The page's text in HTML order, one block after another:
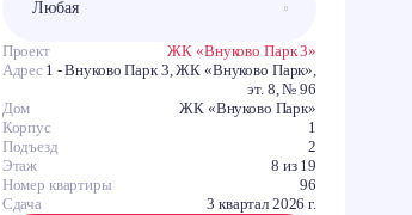
Проект
ЖК «Внуково Парк 3»
Адрес 1 - Внуково Парк 3, ЖК «Внуково Парк»,
эт. 8, № 96
Дом
ЖК «Внуково Парк»
Корпус
1
Подъезд
2
Этаж
8 из 19
Номер квартиры
96
Сдача
3 квартал 2026 г.